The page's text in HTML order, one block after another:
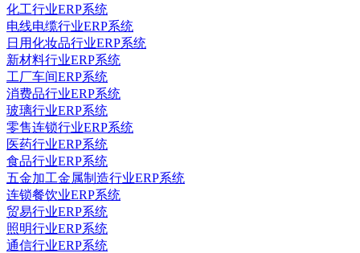
化工行业ERP系统
电线电缆行业ERP系统
日用化妆品行业ERP系统
新材料行业ERP系统
工厂车间ERP系统
消费品行业ERP系统
玻璃行业ERP系统
零售连锁行业ERP系统
医药行业ERP系统
食品行业ERP系统
五金加工金属制造行业ERP系统
连锁餐饮业ERP系统
贸易行业ERP系统
照明行业ERP系统
通信行业ERP系统